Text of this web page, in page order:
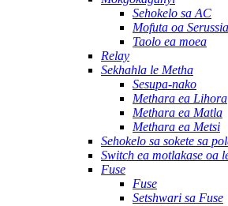
Sehokelo sa AC
Mofuta oa Serussia
Taolo ea moea
Relay
Sekhahla le Metha
Sesupa-nako
Methara ea Lihora
Methara ea Matla
Methara ea Metsi
Sehokelo sa sokete sa
Switch ea motlakase oa
Fuse
Fuse
Setshwari sa Fuse